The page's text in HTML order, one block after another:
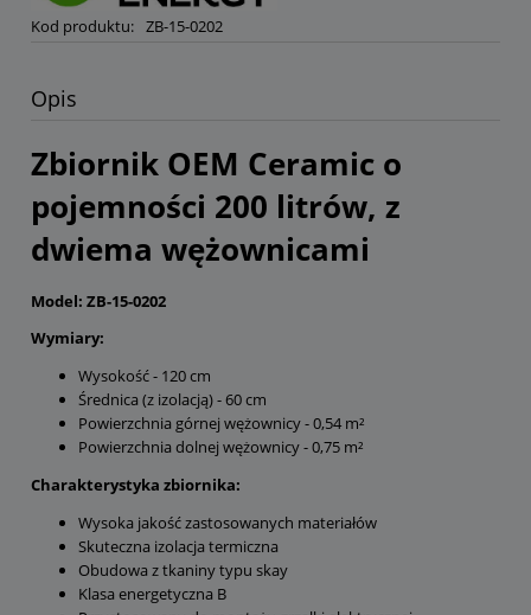
Kod produktu: ZB-15-0202
Opis
Zbiornik OEM Ceramic o
pojemności 200 litrów, z
dwiema wężownicami
Model: ZB-15-0202
Wymiary:
Wysokość - 120 cm
Średnica (z izolacją) - 60 cm
Powierzchnia górnej wężownicy - 0,54 m²
Powierzchnia dolnej wężownicy - 0,75 m²
Charakterystyka zbiornika:
Wysoka jakość zastosowanych materiałów
Skuteczna izolacja termiczna
Obudowa z tkaniny typu skay
Klasa energetyczna B